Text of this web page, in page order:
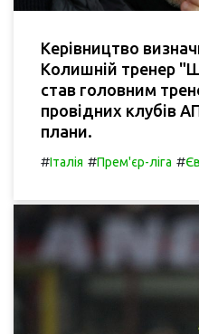
Керівництво
Колишній тренер
став головним
провідних клубів
плани.
#Італія #Прем'єр-ліга #